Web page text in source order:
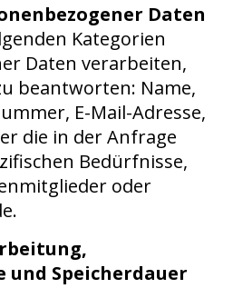
Daten
Kategorien
Daten verarbeiten,
beantworten: Name,
E-Mail-Adresse,
die in der Anfrage
Bedürfnisse,
oder
und Speicherdauer